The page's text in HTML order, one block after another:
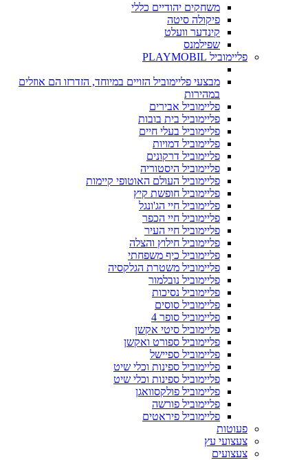
משחקים יהודיים כללי
פיקולה סיטה
קינדער וועלט
שפילמנס
פליימוביל PLAYMOBIL
מבצעי פליימוביל הזויים במיוחד, הזדרזו הם אוזלים
במהירות
פליימוביל אבירים
פליימוביל בית בובות
פליימוביל בעלי חיים
פליימוביל דמויות
פליימוביל דרקונים
פליימוביל היסטוריה
פליימוביל העולם האוטופי קיימות
פליימוביל חופשת קיץ
פליימוביל חיי הג'ונגל
פליימוביל חיי הכפר
פליימוביל חיי העיר
פליימוביל חילוץ והצלה
פליימוביל כיף משפחתי
פליימוביל משטרת הגלקסיה
פליימוביל נובלמור
פליימוביל נסיכות
פליימוביל סוסים
פליימוביל סופר 4
פליימוביל סיטי אקשן
פליימוביל ספורט ואקשן
פליימוביל ספיישל
פליימוביל ספינות וכלי שיט
פליימוביל ספינות וכלי שיט
פליימוביל פולקסוואגן
פליימוביל פורשה
פליימוביל פיראטים
פעוטות
צעצועי עץ
צעצועים